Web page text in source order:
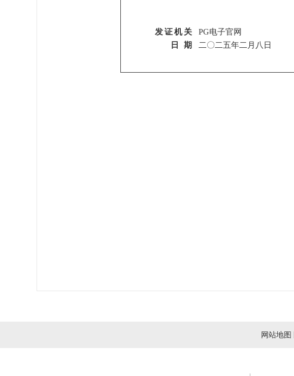
发证机关
PG电子官网
日 期
二〇二五年二月八日
网站地图